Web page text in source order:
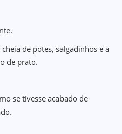
de potes, salgadinhos e a
de prato.
se tivesse acabado de